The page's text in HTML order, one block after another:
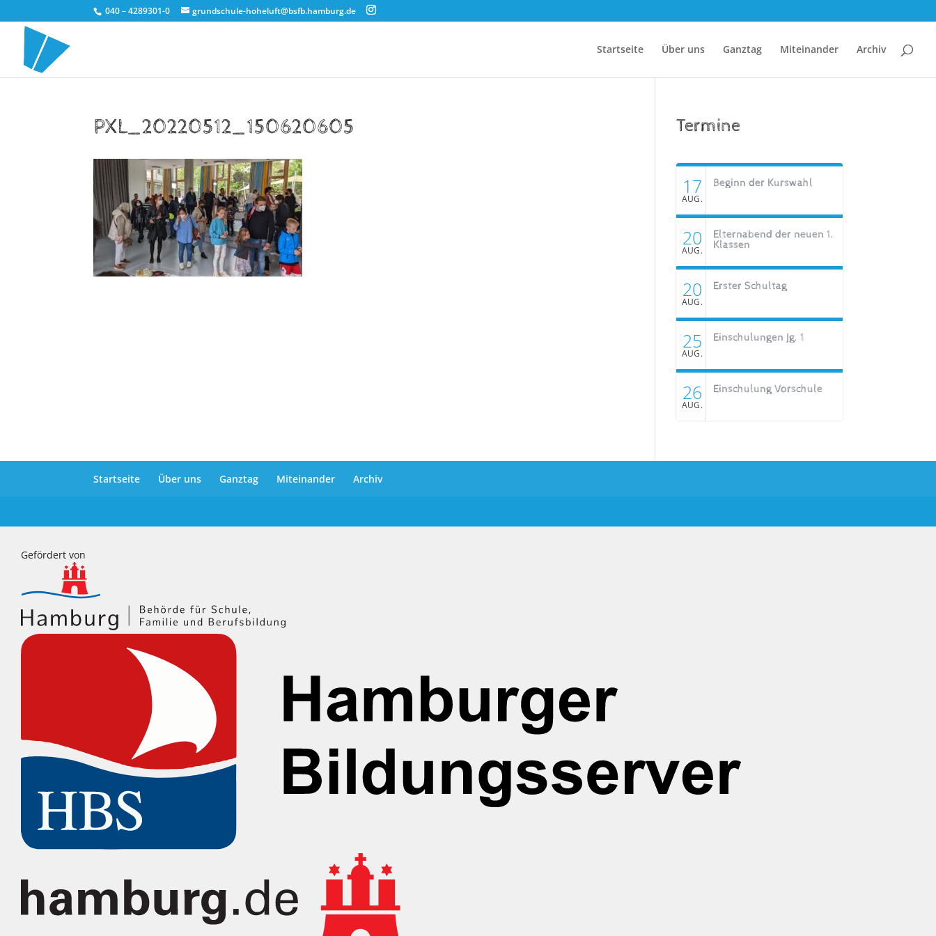
040 – 4289301-0 grundschule-hoheluft@bsfb.hamburg.de
Startseite Über uns Ganztag Miteinander Archiv
PXL_20220512_150620605 Termine
17
AUG.
Beginn der Kurswahl
20
AUG.
Elternabend der neuen 1.
Klassen
20
AUG.
Erster Schultag
25
AUG.
Einschulungen Jg. 1
26
AUG.
Einschulung Vorschule
Startseite Über uns Ganztag Miteinander Archiv
Gefördert von